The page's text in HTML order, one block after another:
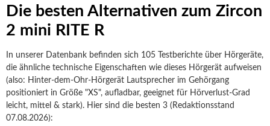
Die besten Alternativen zum Zircon
2 mini RITE R
In unserer Datenbank befinden sich 105 Testberichte über Hörgeräte,
die ähnliche technische Eigenschaften wie dieses Hörgerät aufweisen
(also: Hinter-dem-Ohr-Hörgerät Lautsprecher im Gehörgang
positioniert in Größe "XS", aufladbar, geeignet für Hörverlust-Grad
leicht, mittel & stark). Hier sind die besten 3 (Redaktionsstand
07.08.2026):